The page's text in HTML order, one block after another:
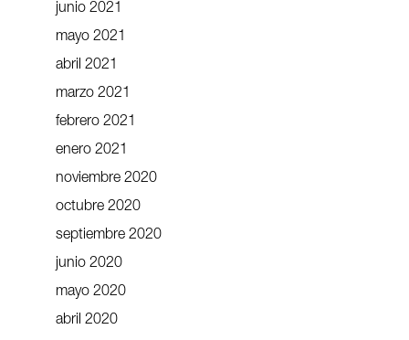
junio 2021
mayo 2021
abril 2021
marzo 2021
febrero 2021
enero 2021
noviembre 2020
octubre 2020
septiembre 2020
junio 2020
mayo 2020
abril 2020